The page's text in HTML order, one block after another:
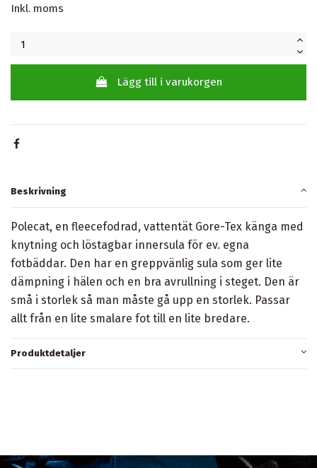
Inkl. moms
Lägg till i varukorgen
Beskrivning
Polecat, en fleecefodrad, vattentät Gore-Tex känga med
knytning och löstagbar innersula för ev. egna
fotbäddar. Den har en greppvänlig sula som ger lite
dämpning i hälen och en bra avrullning i steget. Den är
små i storlek så man måste gå upp en storlek. Passar
allt från en lite smalare fot till en lite bredare.
Produktdetaljer